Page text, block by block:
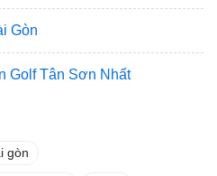
Gòn
Golf Tân Sơn Nhất
gòn